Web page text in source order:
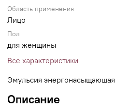
Область применения
Лицо
Пол
для женщины
Все характеристики
Эмульсия энергонасыщающая
Описание